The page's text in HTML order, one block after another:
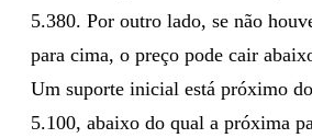
5.380. Por outro lado, se não
para cima, o preço pode cair
Um suporte inicial está próximo
5.100, abaixo do qual a próxima